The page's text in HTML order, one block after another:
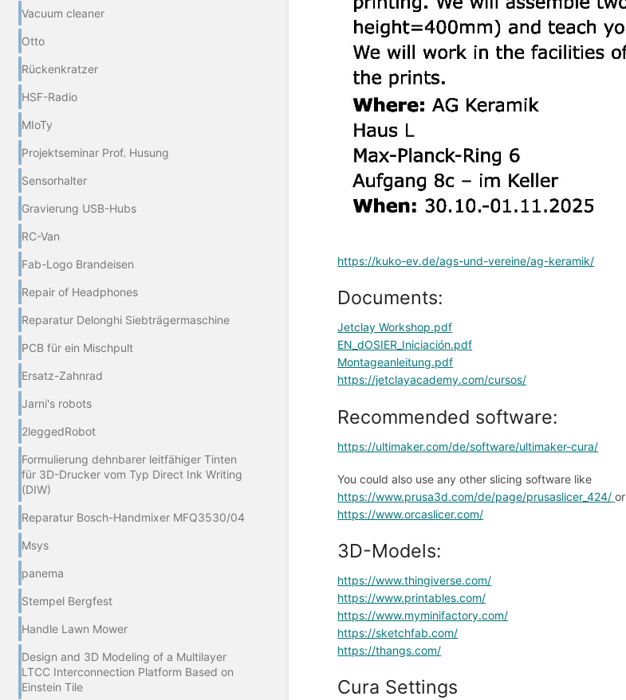
Vacuum cleaner
Otto
Rückenkratzer
HSF-Radio
MIoTy
Projektseminar Prof. Husung
Sensorhalter
Gravierung USB-Hubs
RC-Van
Fab-Logo Brandeisen
Repair of Headphones
Reparatur Delonghi Siebträgermaschine
PCB für ein Mischpult
Ersatz-Zahnrad
Jarni's robots
2leggedRobot
Formulierung dehnbarer leitfähiger Tinten
für 3D-Drucker vom Typ Direct Ink Writing
(DIW)
Reparatur Bosch-Handmixer MFQ3530/04
Msys
panema
Stempel Bergfest
Handle Lawn Mower
Design and 3D Modeling of a Multilayer
LTCC Interconnection Platform Based on
Einstein Tile
https://kuko-ev.de/ags-und-vereine/ag-keramik/
Documents:
Jetclay Workshop.pdf
EN_dOSIER_Iniciación.pdf
Montageanleitung.pdf
https://jetclayacademy.com/cursos/
Recommended software:
https://ultimaker.com/de/software/ultimaker-cura/
You could also use any other slicing software like
https://www.prusa3d.com/de/page/prusaslicer_424/ or
https://www.orcaslicer.com/
3D-Models:
https://www.thingiverse.com/
https://www.printables.com/
https://www.myminifactory.com/
https://sketchfab.com/
https://thangs.com/
Cura Settings